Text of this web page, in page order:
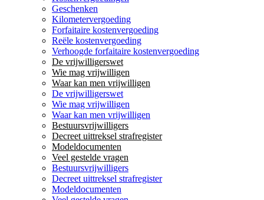
Geschenken
Kilometervergoeding
Forfaitaire kostenvergoeding
Reële kostenvergoeding
Verhoogde forfaitaire kostenvergoeding
De vrijwilligerswet
Wie mag vrijwilligen
Waar kan men vrijwilligen
De vrijwilligerswet
Wie mag vrijwilligen
Waar kan men vrijwilligen
Bestuursvrijwilligers
Decreet uittreksel strafregister
Modeldocumenten
Veel gestelde vragen
Bestuursvrijwilligers
Decreet uittreksel strafregister
Modeldocumenten